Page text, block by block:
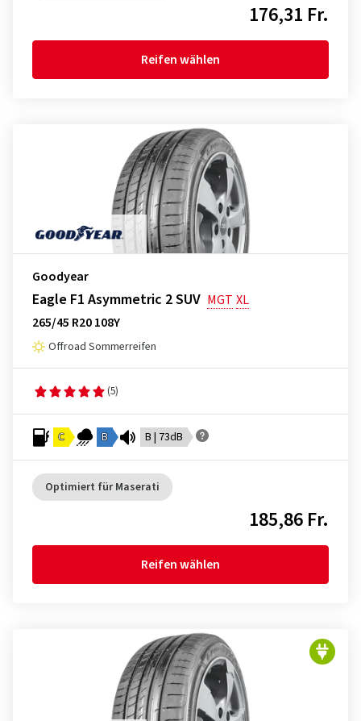
176,31 Fr.
Reifen wählen
Goodyear
Eagle F1 Asymmetric 2 SUV MGT XL
265/45 R20 108Y
Offroad Sommerreifen
(5)
C B B | 73dB
Optimiert für Maserati
185,86 Fr.
Reifen wählen